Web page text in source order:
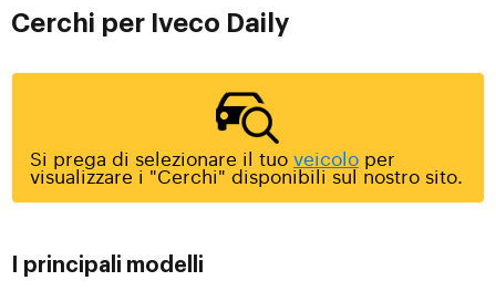
Cerchi per Iveco Daily
Si prega di selezionare il tuo veicolo per
visualizzare i "Cerchi" disponibili sul nostro sito.
I principali modelli